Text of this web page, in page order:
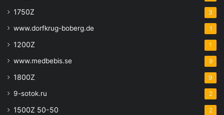
1750Z 3
www.dorfkrug-boberg.de 1
1200Z 1
www.medbebis.se 9
1800Z 9
9-sotok.ru 2
1500Z 50-50 2